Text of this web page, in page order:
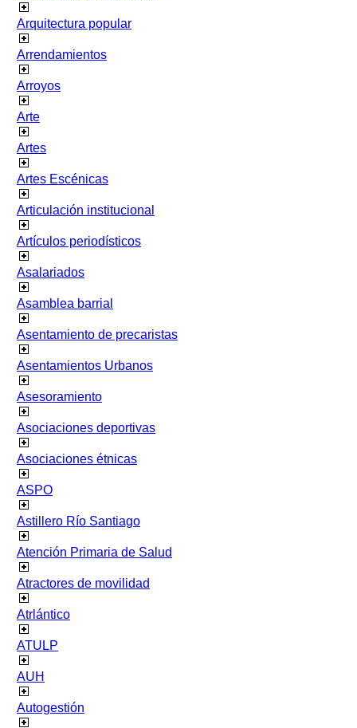
Arquitectura popular
Arrendamientos
Arroyos
Arte
Artes
Artes Escénicas
Articulación institucional
Artículos periodísticos
Asalariados
Asamblea barrial
Asentamiento de precaristas
Asentamientos Urbanos
Asesoramiento
Asociaciones deportivas
Asociaciones étnicas
ASPO
Astillero Río Santiago
Atención Primaria de Salud
Atractores de movilidad
Atrlántico
ATULP
AUH
Autogestión